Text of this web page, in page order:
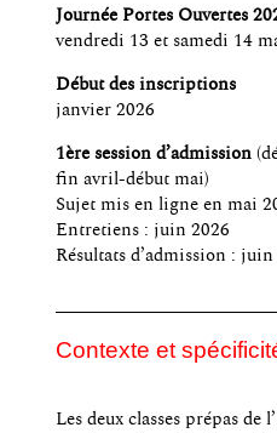
Journée Portes Ouvertes
vendredi 13 et samedi 14
Début des inscriptions
janvier 2026
1ère session d’admission
fin avril-début mai)
Sujet mis en ligne en mai
Entretiens : juin 2026
Résultats d’admission : juin
Contexte et
Les deux classes prépas de